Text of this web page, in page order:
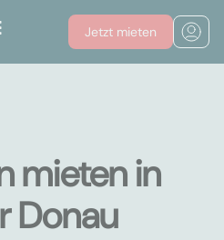
Jetzt mieten
mieten in
Donau